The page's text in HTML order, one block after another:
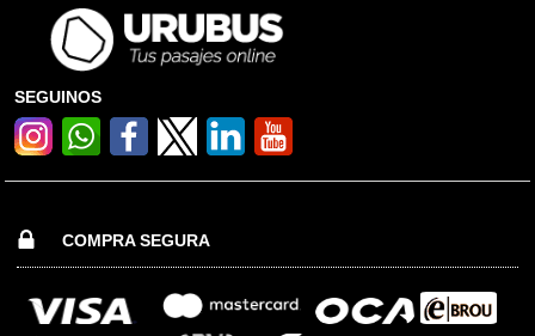
SEGUINOS
COMPRA SEGURA